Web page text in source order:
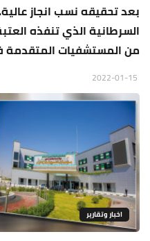
بعد تحقيقه نسب انجاز
السرطانية الذي تنفذه
من المستشفيات المتقدمة
اخبار وتقارير